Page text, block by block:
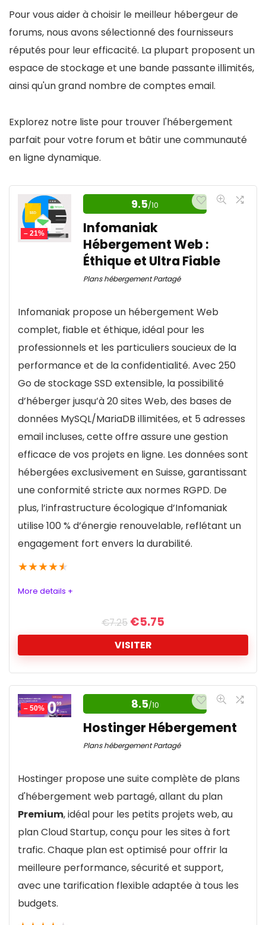
Pour vous aider à choisir le meilleur hébergeur de
forums, nous avons sélectionné des fournisseurs
réputés pour leur efficacité. La plupart proposent un
espace de stockage et une bande passante illimités,
ainsi qu'un grand nombre de comptes email.
Explorez notre liste pour trouver l'hébergement
parfait pour votre forum et bâtir une communauté
en ligne dynamique.
– 21%
9.5/10
Infomaniak
Hébergement Web :
Éthique et Ultra Fiable
Plans hébergement Partagé
Infomaniak propose un hébergement Web
complet, fiable et éthique, idéal pour les
professionnels et les particuliers soucieux de la
performance et de la confidentialité. Avec 250
Go de stockage SSD extensible, la possibilité
d’héberger jusqu’à 20 sites Web, des bases de
données MySQL/MariaDB illimitées, et 5 adresses
email incluses, cette offre assure une gestion
efficace de vos projets en ligne. Les données sont
hébergées exclusivement en Suisse, garantissant
une conformité stricte aux normes RGPD. De
plus, l’infrastructure écologique d’Infomaniak
utilise 100 % d’énergie renouvelable, reflétant un
engagement fort envers la durabilité.
★★★★★
More details +
€7.25 €5.75
VISITER
Infomaniak Hébergement Web :
La Performance au Service de la
Créativité
Dans un marché saturé d’offres génériques,
technologie de pointe, souveraineté des données
et engagement écologique réel. L’hébergement
Web complet ne se contente pas d’être
performant – il est conçu autour de valeurs
claires : confidentialité, transparence et
durabilité. Avec ses 250 Go de stockage SSD, la
gestion de 20 sites web, un support 7j/7 et des
sauvegardes automatiques incluses, cette offre
– 50% 8.5/10
Hostinger Hébergement
Plans hébergement Partagé
Hostinger propose une suite complète de plans
d'hébergement web partagé, allant du plan
Premium, idéal pour les petits projets web, au
plan Cloud Startup, conçu pour les sites à fort
trafic. Chaque plan est optimisé pour offrir la
meilleure performance, sécurité et support,
avec une tarification flexible adaptée à tous les
budgets.